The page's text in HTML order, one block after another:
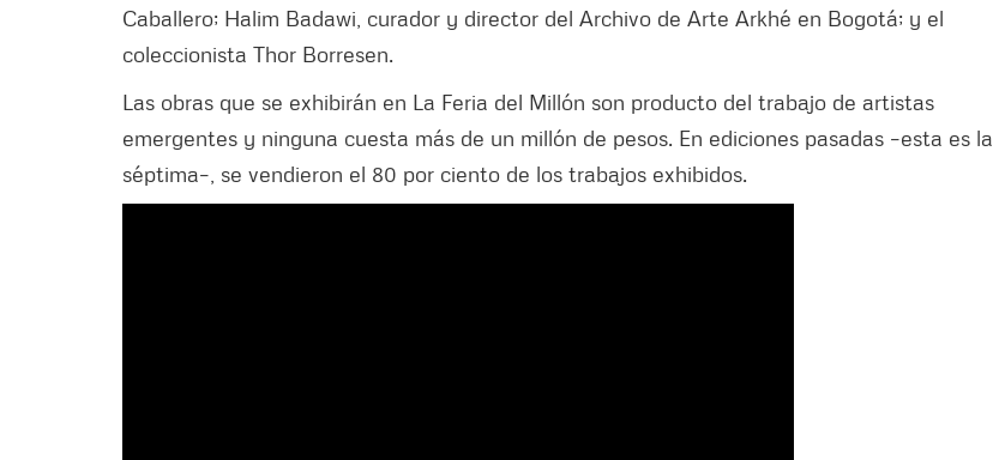
Caballero; Halim Badawi, curador y director del Archivo de Arte Arkhé en Bogotá; y el
coleccionista Thor Borresen.
Las obras que se exhibirán en La Feria del Millón son producto del trabajo de artistas
emergentes y ninguna cuesta más de un millón de pesos. En ediciones pasadas –esta es la
séptima–, se vendieron el 80 por ciento de los trabajos exhibidos.